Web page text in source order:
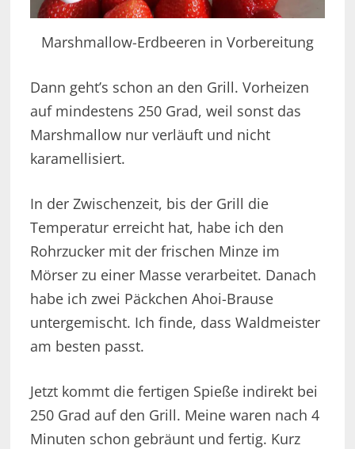
Marshmallow-Erdbeeren in Vorbereitung
Dann geht’s schon an den Grill. Vorheizen
auf mindestens 250 Grad, weil sonst das
Marshmallow nur verläuft und nicht
karamellisiert.
In der Zwischenzeit, bis der Grill die
Temperatur erreicht hat, habe ich den
Rohrzucker mit der frischen Minze im
Mörser zu einer Masse verarbeitet. Danach
habe ich zwei Päckchen Ahoi-Brause
untergemischt. Ich finde, dass Waldmeister
am besten passt.
Jetzt kommt die fertigen Spieße indirekt bei
250 Grad auf den Grill. Meine waren nach 4
Minuten schon gebräunt und fertig. Kurz